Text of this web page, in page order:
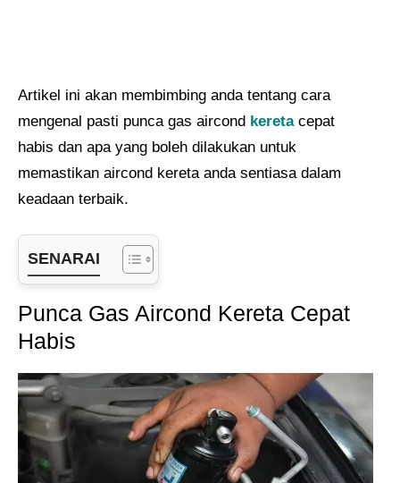
Artikel ini akan membimbing anda tentang cara
mengenal pasti punca gas aircond keretacepat
habis dan apa yang boleh dilakukan untuk
memastikan aircond kereta anda sentiasa dalam
keadaan terbaik.
SENARAI
Punca Gas Aircond Kereta Cepat
Habis